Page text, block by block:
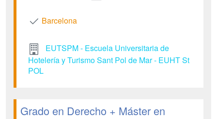
Barcelona
EUTSPM - Escuela Universitaria de
Hotelería y Turismo Sant Pol de Mar - EUHT St
POL
Grado en Derecho + Máster en